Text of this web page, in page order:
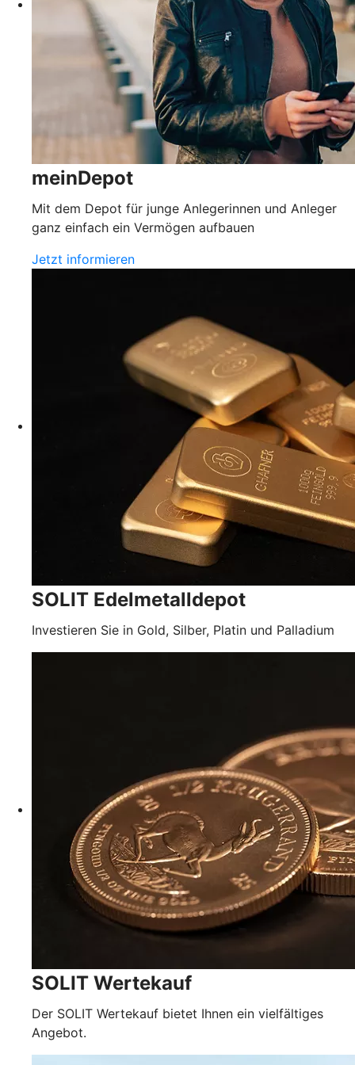
meinDepot
Mit dem Depot für junge Anlegerinnen und Anleger
ganz einfach ein Vermögen aufbauen
Jetzt informieren
SOLIT Edelmetalldepot
Investieren Sie in Gold, Silber, Platin und Palladium
SOLIT Wertekauf
Der SOLIT Wertekauf bietet Ihnen ein vielfältiges
Angebot.